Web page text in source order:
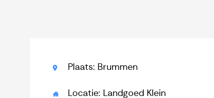
Plaats: Brummen
Locatie: Landgoed Klein